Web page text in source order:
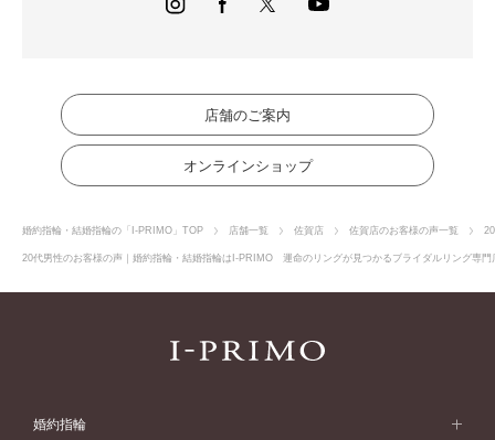
店舗のご案内
オンラインショップ
婚約指輪・結婚指輪の「I-PRIMO」TOP 店舗一覧 佐賀店 佐賀店のお客様の声一覧
20代男性のお客様の声｜婚約指輪・結婚指輪はI-PRIMO 運命のリングが見つかるブライダルリング専
婚約指輪